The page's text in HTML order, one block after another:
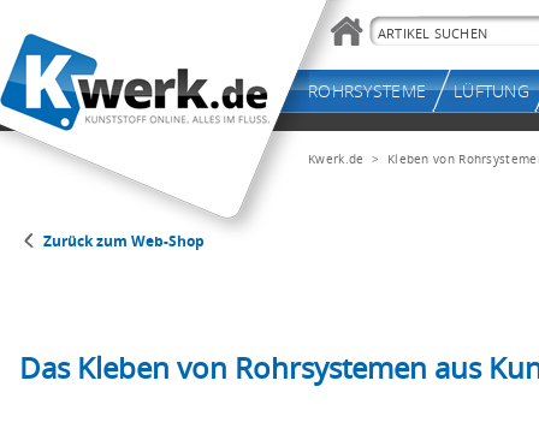
Kwerk.de > Kleben von
Das Kleben von Rohrsystemen aus
Zurück zum Web-Shop